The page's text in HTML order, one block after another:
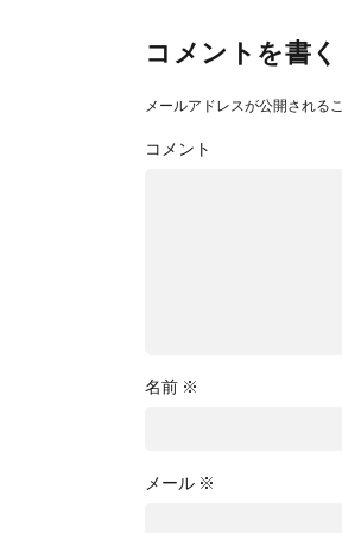
コメントを書く
メールアドレスが公開される
コメント
名前 ※
メール ※